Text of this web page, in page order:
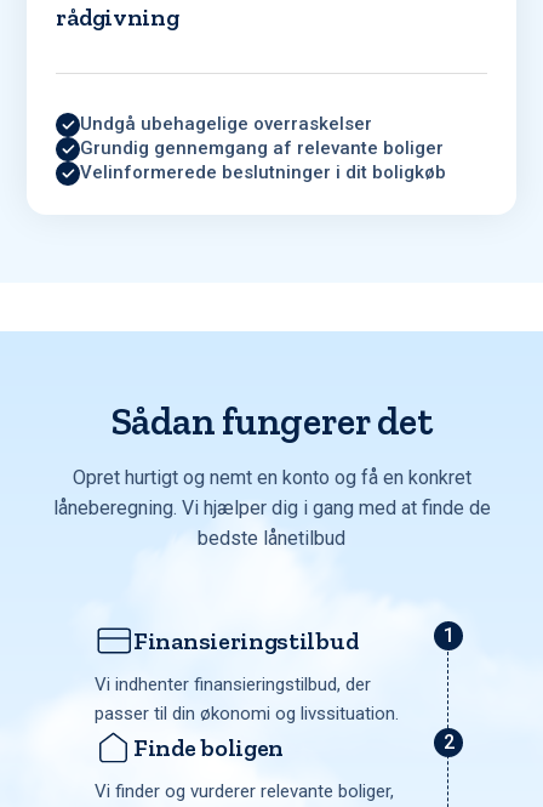
rådgivning
Undgå ubehagelige overraskelser
Grundig gennemgang af relevante boliger
Velinformerede beslutninger i dit boligkøb
Sådan fungerer det
Opret hurtigt og nemt en konto og få en konkret
låneberegning. Vi hjælper dig i gang med at finde de
bedste lånetilbud
Finansieringstilbud
Vi indhenter finansieringstilbud, der
passer til din økonomi og livssituation.
Finde boligen
Vi finder og vurderer relevante boliger,